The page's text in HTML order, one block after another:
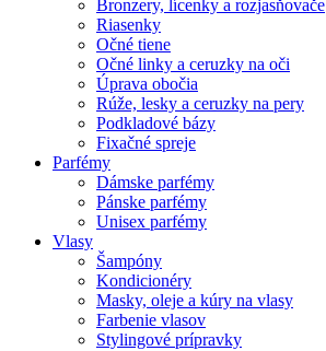
Bronzery, lícenky a rozjasňovače
Riasenky
Očné tiene
Očné linky a ceruzky na oči
Úprava obočia
Rúže, lesky a ceruzky na pery
Podkladové bázy
Fixačné spreje
Parfémy
Dámske parfémy
Pánske parfémy
Unisex parfémy
Vlasy
Šampóny
Kondicionéry
Masky, oleje a kúry na vlasy
Farbenie vlasov
Stylingové prípravky